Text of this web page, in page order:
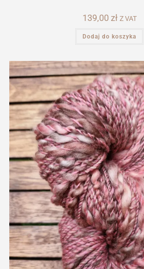
139,00 zł Z VAT
Dodaj do koszyka